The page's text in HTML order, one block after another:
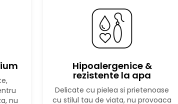
nu
Hipoalergenice &
rezistente la apa
Delicate cu pielea si prietenoase
cu stilul tau de viata, nu provoaca